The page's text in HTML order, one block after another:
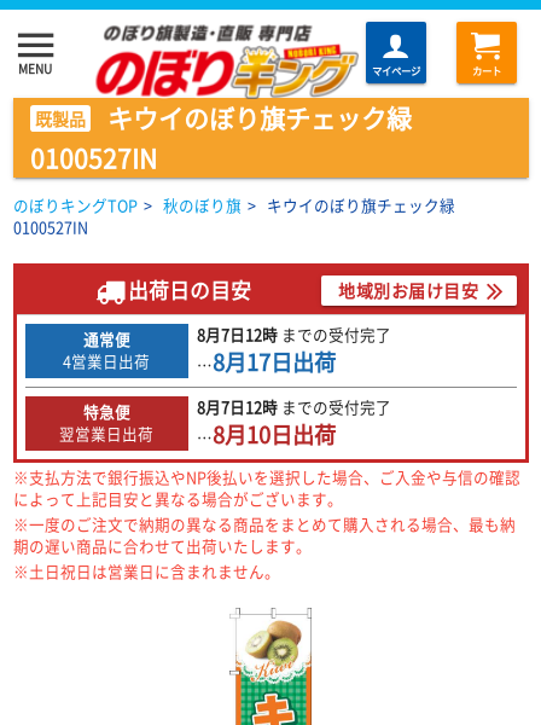
menu
MENU マイページ カート
既製品
キウイのぼり旗チェック緑
0100527IN
のぼりキングTOP > 秋のぼり旗 > キウイのぼり旗チェック緑
0100527IN
出荷日の目安 地域別お届け目安
通常便
4営業日出荷
8月7日12時 までの受付完了
…8月17日出荷
特急便
翌営業日出荷
8月7日12時 までの受付完了
…8月10日出荷
※支払方法で銀行振込やNP後払いを選択した場合、ご入金や与信の確認
によって上記目安と異なる場合がございます。
※一度のご注文で納期の異なる商品をまとめて購入される場合、最も納
期の遅い商品に合わせて出荷いたします。
※土日祝日は営業日に含まれません。